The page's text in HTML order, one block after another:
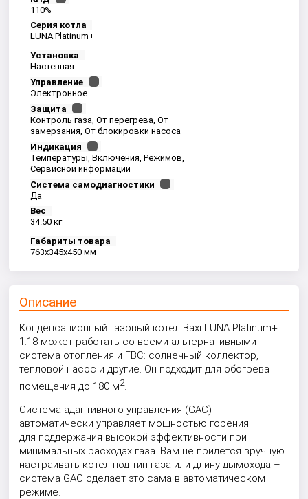
110%
Серия котла
LUNA Platinum+
Установка
Настенная
Управление
Электронное
Защита
Контроль газа, От перегрева, От
замерзания, От блокировки насоса
Индикация
Температуры, Включения, Режимов,
Сервисной информации
Система самодиагностики
Да
Вес
34.50 кг
Габариты товара
763x345x450 мм
Описание
Конденсационный газовый котел Baxi LUNA Platinum+
1.18 может работать со всеми альтернативными
система отопления и ГВС: солнечный коллектор,
тепловой насос и другие. Он подходит для обогрева
помещения до 180 м2.
Система адаптивного управления (GAC)
автоматически управляет мощностью горения
для поддержания высокой эффективности при
минимальных расходах газа. Вам не придется вручную
настраивать котел под тип газа или длину дымохода –
система GAC сделает это сама в автоматическом
режиме.